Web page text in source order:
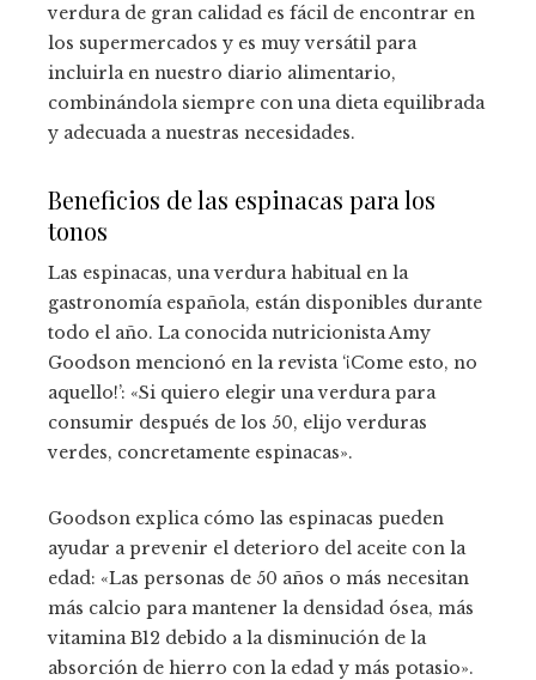
verdura de gran calidad es fácil de encontrar en
los supermercados y es muy versátil para
incluirla en nuestro diario alimentario,
combinándola siempre con una dieta equilibrada
y adecuada a nuestras necesidades.
Beneficios de las espinacas para los
tonos
Las espinacas, una verdura habitual en la
gastronomía española, están disponibles durante
todo el año. La conocida nutricionista Amy
Goodson mencionó en la revista ‘¡Come esto, no
aquello!’: «Si quiero elegir una verdura para
consumir después de los 50, elijo verduras
verdes, concretamente espinacas».
Goodson explica cómo las espinacas pueden
ayudar a prevenir el deterioro del aceite con la
edad: «Las personas de 50 años o más necesitan
más calcio para mantener la densidad ósea, más
vitamina B12 debido a la disminución de la
absorción de hierro con la edad y más potasio».